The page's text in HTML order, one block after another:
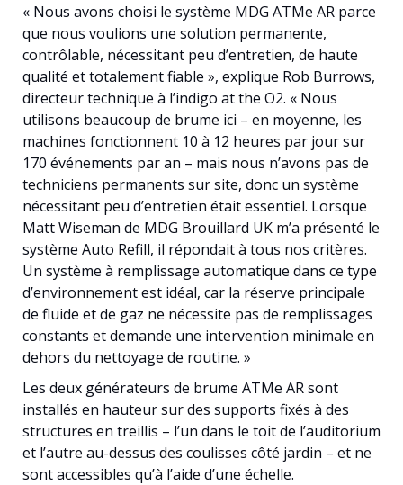
« Nous avons choisi le système MDG ATMe AR parce
que nous voulions une solution permanente,
contrôlable, nécessitant peu d’entretien, de haute
qualité et totalement fiable », explique Rob Burrows,
directeur technique à l’indigo at the O2. « Nous
utilisons beaucoup de brume ici – en moyenne, les
machines fonctionnent 10 à 12 heures par jour sur
170 événements par an – mais nous n’avons pas de
techniciens permanents sur site, donc un système
nécessitant peu d’entretien était essentiel. Lorsque
Matt Wiseman de MDG Brouillard UK m’a présenté le
système Auto Refill, il répondait à tous nos critères.
Un système à remplissage automatique dans ce type
d’environnement est idéal, car la réserve principale
de fluide et de gaz ne nécessite pas de remplissages
constants et demande une intervention minimale en
dehors du nettoyage de routine. »
Les deux générateurs de brume ATMe AR sont
installés en hauteur sur des supports fixés à des
structures en treillis – l’un dans le toit de l’auditorium
et l’autre au-dessus des coulisses côté jardin – et ne
sont accessibles qu’à l’aide d’une échelle.